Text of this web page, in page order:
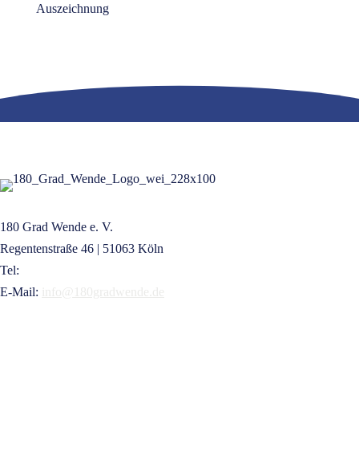
Auszeichnung
180 Grad Wende e. V.
Regentenstraße 46 | 51063 Köln
Tel:
E-Mail: